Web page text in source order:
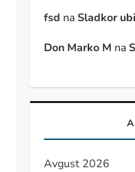
fsd naSladkor
Don Marko M na
Avgust 2026